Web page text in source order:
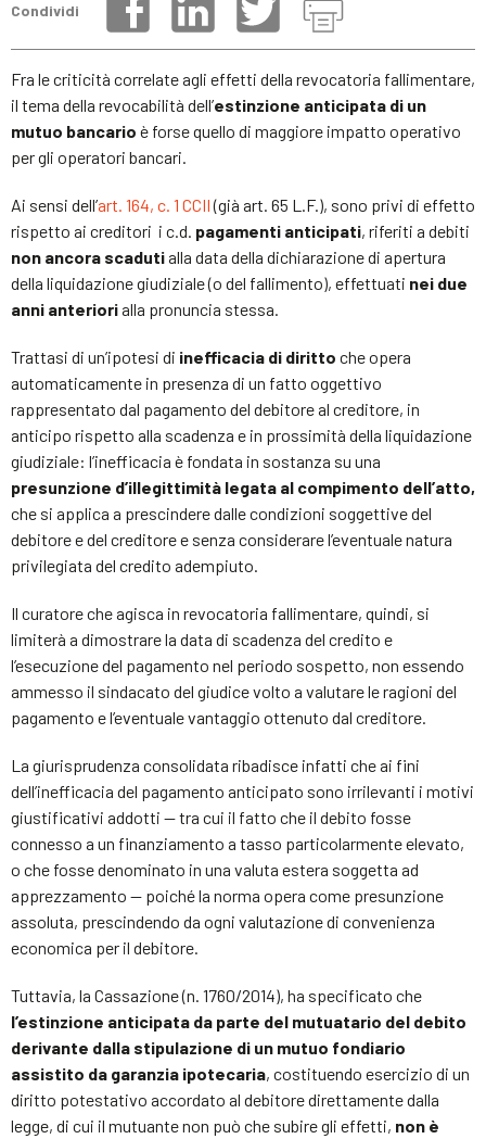
Condividi
Fra le criticità correlate agli effetti della revocatoria fallimentare,
il tema della revocabilità dell’estinzione anticipata di un
mutuo bancario è forse quello di maggiore impatto operativo
per gli operatori bancari.
Ai sensi dell’art. 164, c. 1 CCII(già art. 65 L.F.), sono privi di effetto
rispetto ai creditori i c.d. pagamenti anticipati, riferiti a debiti
non ancora scadutialla data della dichiarazione di apertura
della liquidazione giudiziale (o del fallimento), effettuati nei due
anni anteriorialla pronuncia stessa.
Trattasi di un’ipotesi di inefficacia di diritto che opera
automaticamente in presenza di un fatto oggettivo
rappresentato dal pagamento del debitore al creditore, in
anticipo rispetto alla scadenza e in prossimità della liquidazione
giudiziale: l’inefficacia è fondata in sostanza su una
presunzione d’illegittimità legata al compimento dell’atto,
che si applica a prescindere dalle condizioni soggettive del
debitore e del creditore e senza considerare l’eventuale natura
privilegiata del credito adempiuto.
Il curatore che agisca in revocatoria fallimentare, quindi, si
limiterà a dimostrare la data di scadenza del credito e
l’esecuzione del pagamento nel periodo sospetto, non essendo
ammesso il sindacato del giudice volto a valutare le ragioni del
pagamento e l’eventuale vantaggio ottenuto dal creditore.
La giurisprudenza consolidata ribadisce infatti che ai fini
dell’inefficacia del pagamento anticipato sono irrilevanti i motivi
giustificativi addotti — tra cui il fatto che il debito fosse
connesso a un finanziamento a tasso particolarmente elevato,
o che fosse denominato in una valuta estera soggetta ad
apprezzamento — poiché la norma opera come presunzione
assoluta, prescindendo da ogni valutazione di convenienza
economica per il debitore.
Tuttavia, la Cassazione (n. 1760/2014), ha specificato che
l’estinzione anticipata da parte del mutuatario del debito
derivante dalla stipulazione di un mutuo fondiario
assistito da garanzia ipotecaria, costituendo esercizio di un
diritto potestativo accordato al debitore direttamente dalla
legge, di cui il mutuante non può che subire gli effetti, non è